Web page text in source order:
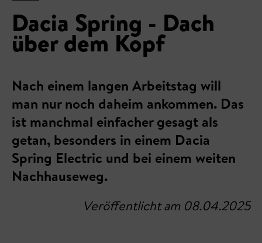
Dacia Spring - Dach
über dem Kopf
Nach einem langen Arbeitstag will
man nur noch daheim ankommen. Das
ist manchmal einfacher gesagt als
getan, besonders in einem Dacia
Spring Electric und bei einem weiten
Nachhauseweg.
Veröffentlicht am 08.04.2025